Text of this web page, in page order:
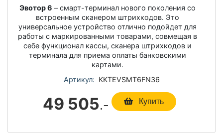
Эвотор 6 – смарт-терминал нового поколения со
встроенным сканером штрихкодов. Это
универсальное устройство отлично подойдет для
работы с маркированными товарами, совмещая в
себе функционал кассы, сканера штрихкодов и
терминала для приема оплаты банковскими
картами.
Артикул: KKTEVSMT6FN36
49 505.- Купить